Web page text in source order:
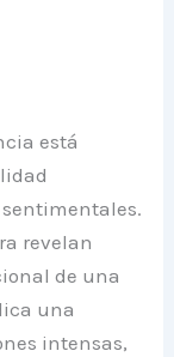
está
revelan
de una
una
intensas,